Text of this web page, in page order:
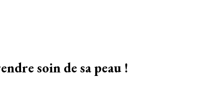
soin de sa peau !